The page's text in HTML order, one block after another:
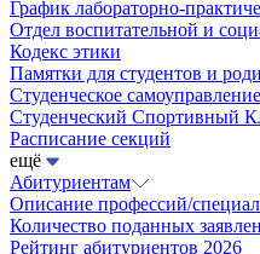
График лабораторно-
Отдел воспитательной и
Кодекс этики
Памятки для студентов и
Студенческое самоуправление
Студенческий Спортивный
Расписание секций
ещё
Абитуриентам
Описание профессий/
Количество поданных
Рейтинг абитуриентов 2026